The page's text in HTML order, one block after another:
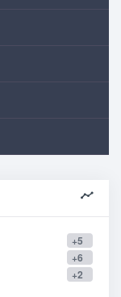
+5
+6
+2